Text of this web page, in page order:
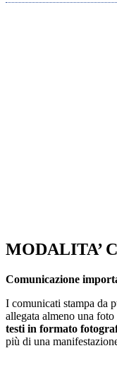
MODALITA’
Comunicazione
I comunicati stampa da
allegata almeno una
testi in formato
più di una